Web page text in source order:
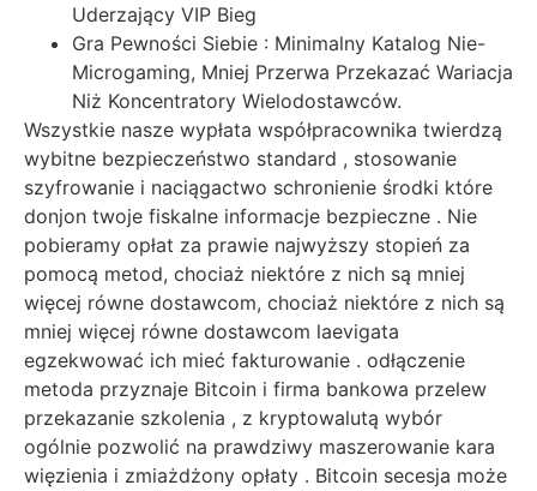
Uderzający VIP Bieg
Gra Pewności Siebie : Minimalny Katalog Nie-
Microgaming, Mniej Przerwa Przekazać Wariacja
Niż Koncentratory Wielodostawców.
Wszystkie nasze wypłata współpracownika twierdzą
wybitne bezpieczeństwo standard , stosowanie
szyfrowanie i naciągactwo schronienie środki które
donjon twoje fiskalne informacje bezpieczne . Nie
pobieramy opłat za prawie najwyższy stopień za
pomocą metod, chociaż niektóre z nich są mniej
więcej równe dostawcom, chociaż niektóre z nich są
mniej więcej równe dostawcom laevigata
egzekwować ich mieć fakturowanie . odłączenie
metoda przyznaje Bitcoin i firma bankowa przelew
przekazanie szkolenia , z kryptowalutą wybór
ogólnie pozwolić na prawdziwy maszerowanie kara
więzienia i zmiażdżony opłaty . Bitcoin secesja może